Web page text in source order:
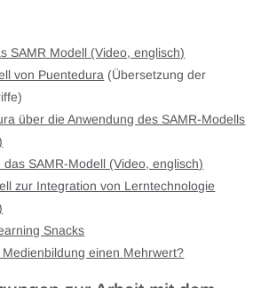
SAMR Modell (Video, englisch)
von Puentedura (Übersetzung der
über die Anwendung des SAMR-Modells
SAMR-Modell (Video, englisch)
zur Integration von Lerntechnologie
Snacks
einen Mehrwert?